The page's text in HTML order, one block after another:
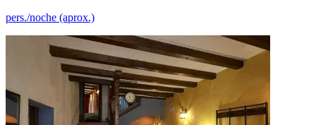
pers./noche (aprox.)